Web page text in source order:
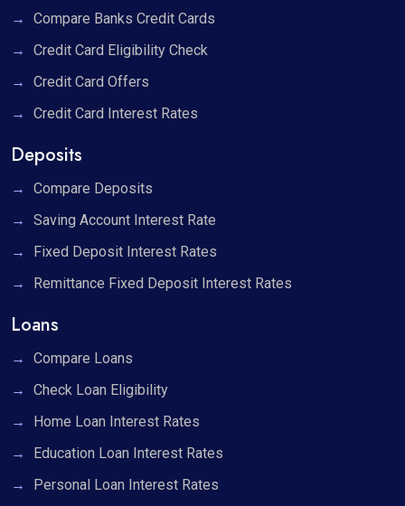
Compare Banks Credit Cards
Credit Card Eligibility Check
Credit Card Offers
Credit Card Interest Rates
Deposits
Compare Deposits
Saving Account Interest Rate
Fixed Deposit Interest Rates
Remittance Fixed Deposit Interest Rates
Loans
Compare Loans
Check Loan Eligibility
Home Loan Interest Rates
Education Loan Interest Rates
Personal Loan Interest Rates